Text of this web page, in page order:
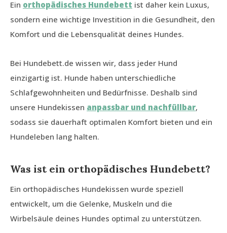
Ein orthopädisches Hundebett ist daher kein Luxus,
sondern eine wichtige Investition in die Gesundheit, den
Komfort und die Lebensqualität deines Hundes.
Bei Hundebett.de wissen wir, dass jeder Hund
einzigartig ist. Hunde haben unterschiedliche
Schlafgewohnheiten und Bedürfnisse. Deshalb sind
unsere Hundekissen anpassbar und nachfüllbar,
sodass sie dauerhaft optimalen Komfort bieten und ein
Hundeleben lang halten.
Was ist ein orthopädisches Hundebett?
Ein orthopädisches Hundekissen wurde speziell
entwickelt, um die Gelenke, Muskeln und die
Wirbelsäule deines Hundes optimal zu unterstützen.